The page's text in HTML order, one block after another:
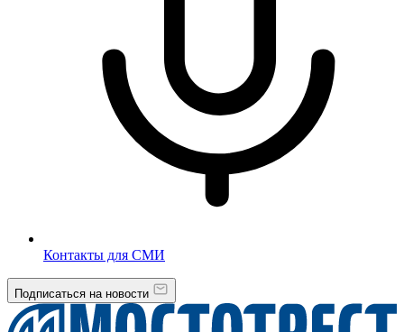
Контакты для СМИ
Подписаться на новости